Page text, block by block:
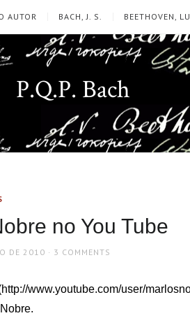
AUTOR BACH, J. S. BEETHOVEN,
P.Q.P. Bach
no You Tube
DE 2010 3 COMMENTS
www.youtube.com/user/